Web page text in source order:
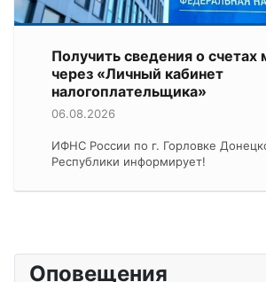
Получить сведения о счетах
через «Личный кабинет
налогоплательщика»
06.08.2026
ИФНС России по г. Горловке
Республики информирует!
Оповещения